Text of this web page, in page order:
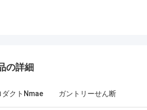
の詳細
ダクトNmae ガントリーせん断